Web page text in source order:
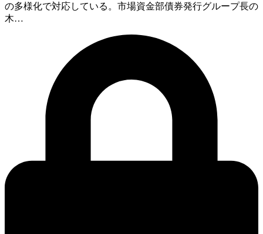
の多様化で対応している。市場資金部債券発行グループ長の
木…